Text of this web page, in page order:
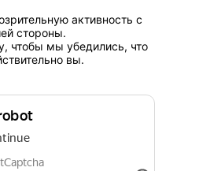
активность с
стороны.
чтобы мы убедились, что
вы.